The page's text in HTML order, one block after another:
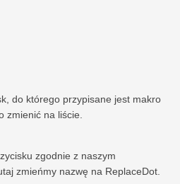
do którego przypisane jest makro
zmienić na liście.
zgodnie z naszym
zmieńmy nazwę na ReplaceDot.